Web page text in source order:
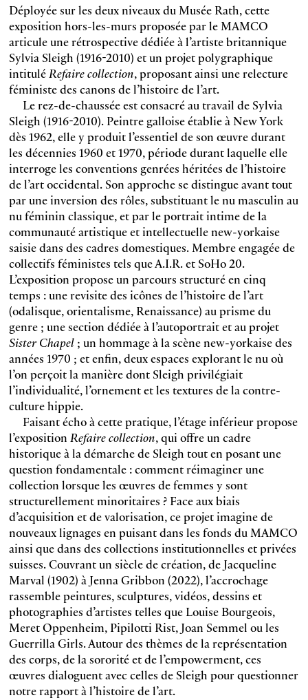
Déployée sur les deux niveaux du Musée Rath, cette
exposition hors-les-murs proposée par le MAMCO
articule une rétrospective dédiée à l’artiste britannique
Sylvia Sleigh (1916-2010) et un projet polygraphique
intituléRefaire collection, proposant ainsi une relecture
féministe des canons de l’histoire de l’art.
Le rez-de-chaussée est consacré au travail de Sylvia
Sleigh (1916-2010). Peintre galloise établie à New York
dès 1962, elle y produit l’essentiel de son œuvre durant
les décennies 1960 et 1970, période durant laquelle elle
interroge les conventions genrées héritées de l’histoire
de l’art occidental. Son approche se distingue avant tout
par une inversion des rôles, substituant le nu masculin au
nu féminin classique, et par le portrait intime de la
communauté artistique et intellectuelle new-yorkaise
saisie dans des cadres domestiques. Membre engagée de
collectifs féministes tels que A.I.R. et SoHo 20.
L’exposition propose un parcours structuré en cinq
temps : une revisite des icônes de l’histoire de l’art
(odalisque, orientalisme, Renaissance) au prisme du
genre ; une section dédiée à l’autoportrait et au projet
Sister Chapel; un hommage à la scène new-yorkaise des
années 1970 ; et enfin, deux espaces explorant le nu où
l’on perçoit la manière dont Sleigh privilégiait
l’individualité, l’ornement et les textures de la contre-
culture hippie.
Faisant écho à cette pratique, l’étage inférieur propose
l’exposition Refaire collection, qui offre un cadre
historique à la démarche de Sleigh tout en posant une
question fondamentale : comment réimaginer une
collection lorsque les œuvres de femmes y sont
structurellement minoritaires ? Face aux biais
d’acquisition et de valorisation, ce projet imagine de
nouveaux lignages en puisant dans les fonds du MAMCO
ainsi que dans des collections institutionnelles et privées
suisses. Couvrant un siècle de création, de Jacqueline
Marval (1902) à Jenna Gribbon (2022), l’accrochage
rassemble peintures, sculptures, vidéos, dessins et
photographies d’artistes telles que Louise Bourgeois,
Meret Oppenheim, Pipilotti Rist, Joan Semmel ou les
Guerrilla Girls. Autour des thèmes de la représentation
des corps, de la sororité et de l’empowerment, ces
œuvres dialoguent avec celles de Sleigh pour questionner
notre rapport à l’histoire de l’art.